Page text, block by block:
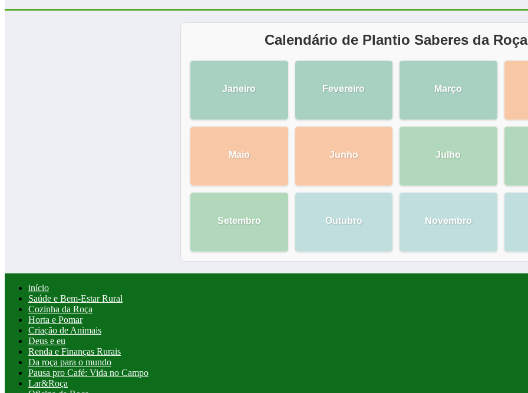
Calendário de Plantio Saberes da Roça
Janeiro Fevereiro Março
Maio Junho Julho
Setembro Outubro Novembro
início
Saúde e Bem-Estar Rural
Cozinha da Roça
Horta e Pomar
Criação de Animais
Deus e eu
Renda e Finanças Rurais
Da roça para o mundo
Pausa pro Café: Vida no Campo
Lar&Roça